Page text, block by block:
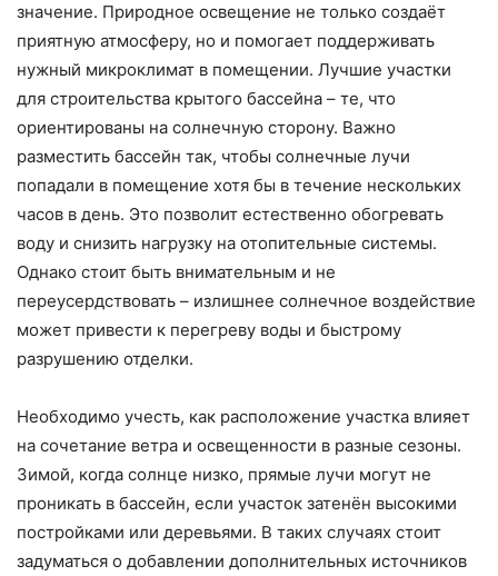
значение. Природное освещение не только создаёт
приятную атмосферу, но и помогает поддерживать
нужный микроклимат в помещении. Лучшие участки
для строительства крытого бассейна – те, что
ориентированы на солнечную сторону. Важно
разместить бассейн так, чтобы солнечные лучи
попадали в помещение хотя бы в течение нескольких
часов в день. Это позволит естественно обогревать
воду и снизить нагрузку на отопительные системы.
Однако стоит быть внимательным и не
переусердствовать – излишнее солнечное воздействие
может привести к перегреву воды и быстрому
разрушению отделки.
Необходимо учесть, как расположение участка влияет
на сочетание ветра и освещенности в разные сезоны.
Зимой, когда солнце низко, прямые лучи могут не
проникать в бассейн, если участок затенён высокими
постройками или деревьями. В таких случаях стоит
задуматься о добавлении дополнительных источников